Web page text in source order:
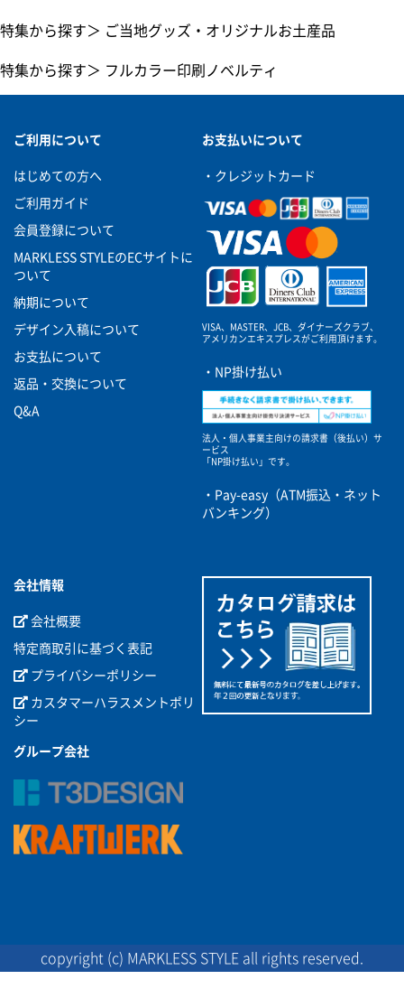
特集から探す＞ ご当地グッズ・オリジナルお土産品
特集から探す＞ フルカラー印刷ノベルティ
ご利用について
はじめての方へ
ご利用ガイド
会員登録について
MARKLESS STYLEのECサイトに
ついて
納期について
デザイン入稿について
お支払について
返品・交換について
Q&A
お支払いについて
・クレジットカード
VISA、MASTER、JCB、ダイナーズクラブ、
アメリカンエキスプレスがご利用頂けます。
・NP掛け払い
法人・個人事業主向けの請求書（後払い）サ
ービス
「NP掛け払い」です。
・Pay-easy（ATM振込・ネット
バンキング）
会社情報
会社概要
特定商取引に基づく表記
プライバシーポリシー
カスタマーハラスメントポリ
シー
グループ会社
copyright (c) MARKLESS STYLE all rights reserved.